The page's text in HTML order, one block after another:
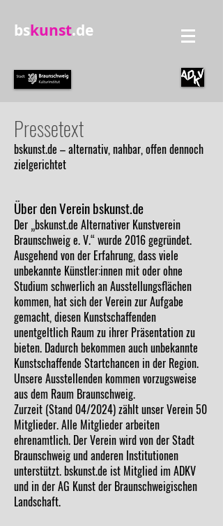
bskunst.de
Pressetext
bskunst.de – alternativ, nahbar, offen dennoch
zielgerichtet
Über den Verein bskunst.de
Der „bskunst.de Alternativer Kunstverein
Braunschweig e. V.“ wurde 2016 gegründet.
Ausgehend von der Erfahrung, dass viele
unbekannte Künstler:innen mit oder ohne
Studium schwerlich an Ausstellungsflächen
kommen, hat sich der Verein zur Aufgabe
gemacht, diesen Kunstschaffenden
unentgeltlich Raum zu ihrer Präsentation zu
bieten. Dadurch bekommen auch unbekannte
Kunstschaffende Startchancen in der Region.
Unsere Ausstellenden kommen vorzugsweise
aus dem Raum Braunschweig.
Zurzeit (Stand 04/2024) zählt unser Verein 50
Mitglieder. Alle Mitglieder arbeiten
ehrenamtlich. Der Verein wird von der Stadt
Braunschweig und anderen Institutionen
unterstützt. bskunst.de ist Mitglied im ADKV
und in der AG Kunst der Braunschweigischen
Landschaft.